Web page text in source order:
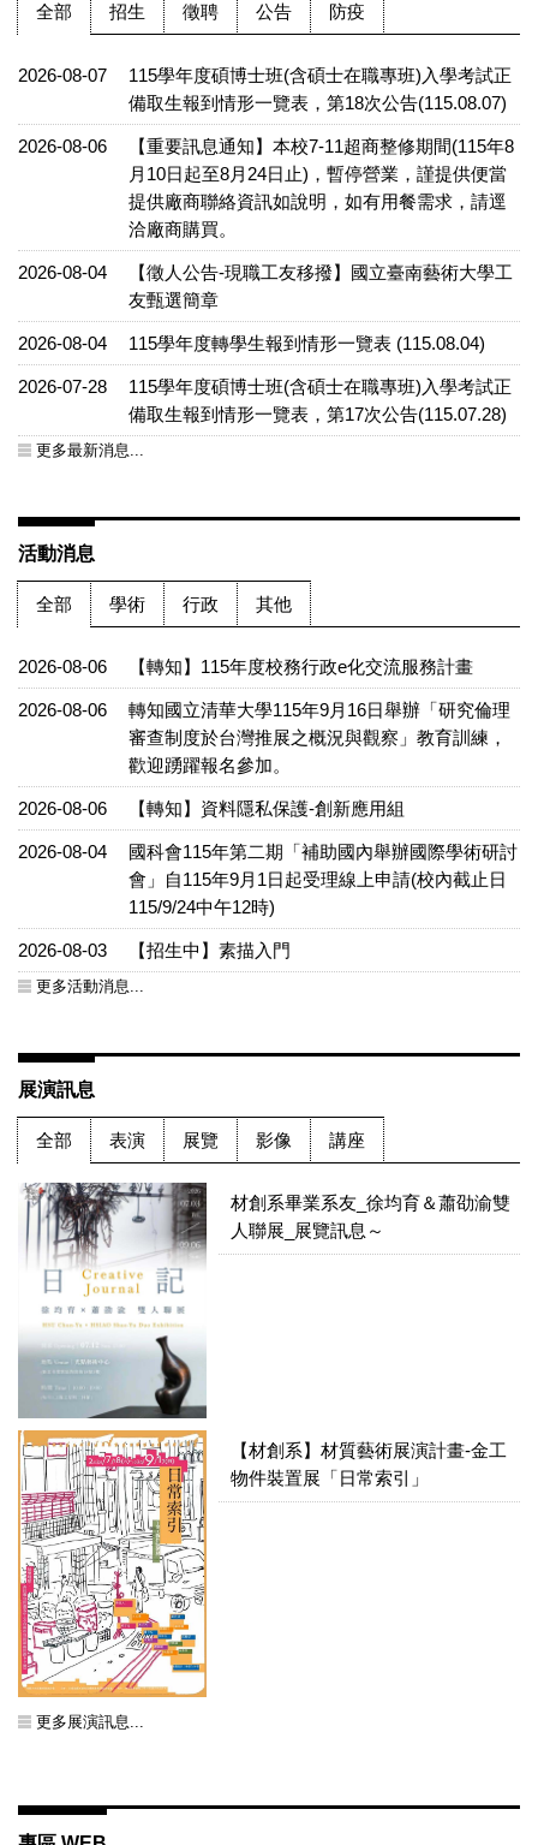
全部 招生 徵聘 公告 防疫
2026-08-07
115學年度碩博士班(含碩士在職專班)入學考試正
備取生報到情形一覽表，第18次公告(115.08.07)
2026-08-06
【重要訊息通知】本校7-11超商整修期間(115年8
月10日起至8月24日止)，暫停營業，謹提供便當
提供廠商聯絡資訊如說明，如有用餐需求，請逕
洽廠商購買。
2026-08-04
【徵人公告-現職工友移撥】國立臺南藝術大學工
友甄選簡章
2026-08-04 115學年度轉學生報到情形一覽表 (115.08.04)
2026-07-28
115學年度碩博士班(含碩士在職專班)入學考試正
備取生報到情形一覽表，第17次公告(115.07.28)
更多最新消息...
活動消息
全部 學術 行政 其他
2026-08-06 【轉知】115年度校務行政e化交流服務計畫
2026-08-06
轉知國立清華大學115年9月16日舉辦「研究倫理
審查制度於台灣推展之概況與觀察」教育訓練，
歡迎踴躍報名參加。
2026-08-06 【轉知】資料隱私保護-創新應用組
2026-08-04
國科會115年第二期「補助國內舉辦國際學術研討
會」自115年9月1日起受理線上申請(校內截止日
115/9/24中午12時)
2026-08-03 【招生中】素描入門
更多活動消息...
展演訊息
全部 表演 展覽 影像 講座
材創系畢業系友_徐均育＆蕭劭渝雙
人聯展_展覽訊息～
【材創系】材質藝術展演計畫-金工
物件裝置展「日常索引」
更多展演訊息...